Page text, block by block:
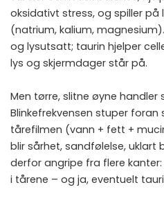
oksidativt stress, og spiller
(natrium, kalium,
og lysutsatt; taurin hjelper
lys og skjermdager står på.
Men tørre, slitne øyne handler
Blinkefrekvensen stuper foran
tårefilmen (vann + fett +
blir sårhet, sandfølelse, uklart
derfor angripe fra flere
i tårene – og ja, eventuelt